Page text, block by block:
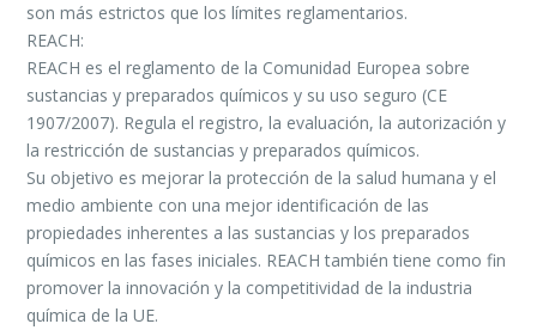
son más estrictos que los límites reglamentarios.
REACH:
REACH es el reglamento de la Comunidad Europea sobre
sustancias y preparados químicos y su uso seguro (CE
1907/2007). Regula el registro, la evaluación, la autorización y
la restricción de sustancias y preparados químicos.
Su objetivo es mejorar la protección de la salud humana y el
medio ambiente con una mejor identificación de las
propiedades inherentes a las sustancias y los preparados
químicos en las fases iniciales. REACH también tiene como fin
promover la innovación y la competitividad de la industria
química de la UE.